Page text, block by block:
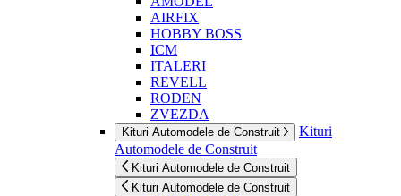
AIRFIX
HOBBY BOSS
ICM
ITALERI
REVELL
RODEN
ZVEZDA
Kituri Automodele de Construit
Kituri
Automodele de Construit
Kituri Automodele de Construit
Kituri Automodele de Construit